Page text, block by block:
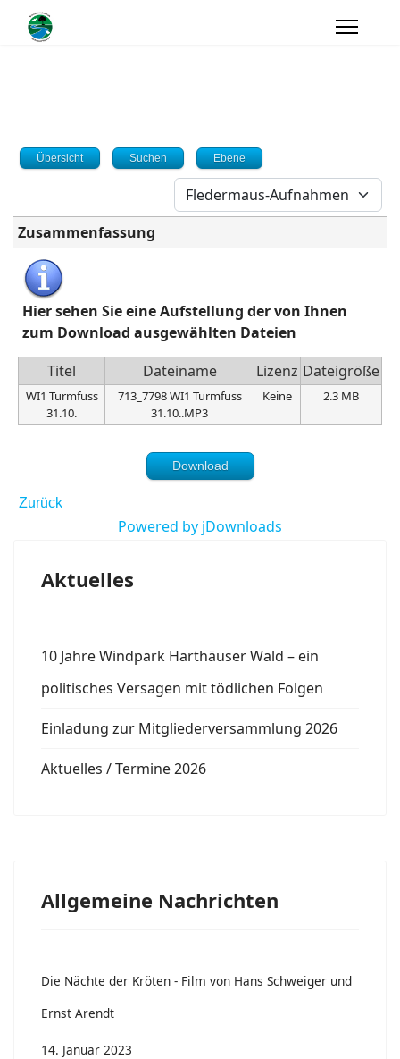
Übersicht Suchen Ebene
Zusammenfassung
Hier sehen Sie eine Aufstellung der von Ihnen
zum Download ausgewählten Dateien
Titel
Dateiname Lizenz Dateigröße
WI1 Turmfuss
31.10.
713_7798 WI1 Turmfuss
31.10..MP3
Keine 2.3 MB
Download
Zurück
Powered by jDownloads
Aktuelles
10 Jahre Windpark Harthäuser Wald – ein
politisches Versagen mit tödlichen Folgen
Einladung zur Mitgliederversammlung 2026
Aktuelles / Termine 2026
Allgemeine Nachrichten
Die Nächte der Kröten - Film von Hans Schweiger und
Ernst Arendt
14. Januar 2023